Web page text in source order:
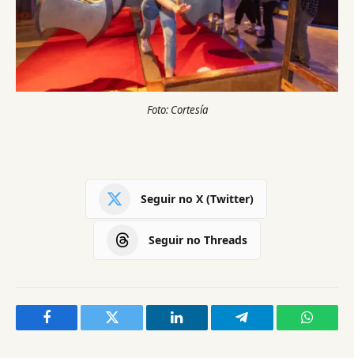
Foto: Cortesía
Seguir no X (Twitter)
Seguir no Threads
Facebook Twitter LinkedIn Telegram